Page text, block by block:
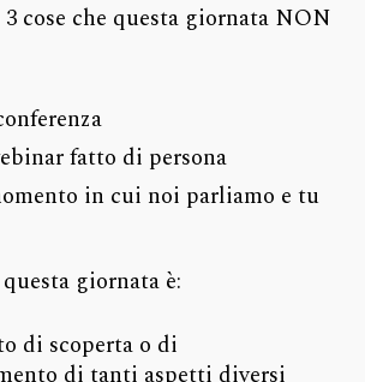
cose che questa giornata NON
fatto di persona
in cui noi parliamo e tu
giornata è:
di scoperta o di